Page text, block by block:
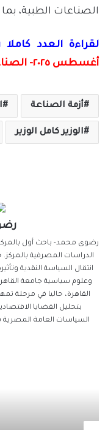
الصناعات الطبية، بما
لقراءة العدد
أغسطس ٢٠٢٥- الصناعات الطبية في مصر
أزمة الصناعة
الوزير كامل الوزير
رضوى محمد- باحث أول
الدراسات المصرفية
انتقال السياسة النقدية
وعلوم سياسية جامعة
القاهرة، حاليا في مرحلة
بتحليل القضايا
السياسات العامة